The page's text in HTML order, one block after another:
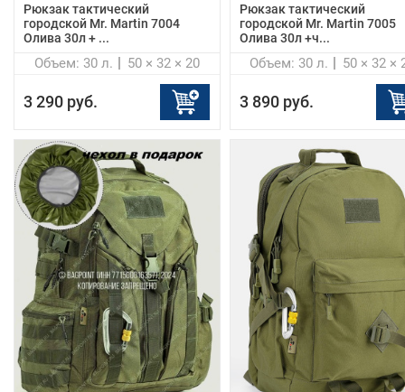
Рюкзак тактический
городской Mr. Martin 7004
Олива 30л + ...
50 × 32 × 20
Объем: 30 л.
3 290 руб.
Рюкзак тактический
городской Mr. Martin 7005
Олива 30л +ч...
50 × 32 ×
Объем: 30 л.
3 890 руб.